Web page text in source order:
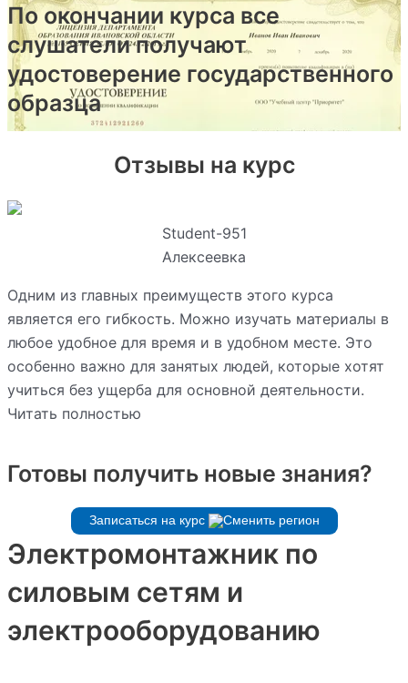
По окончании курса все
слушатели получают
удостоверение государственного
образца
Отзывы на курс
Student-951
Алексеевка
Одним из главных преимуществ этого курса
является его гибкость. Можно изучать материалы в
любое удобное для время и в удобном месте. Это
особенно важно для занятых людей, которые хотят
учиться без ущерба для основной деятельности.
Читать полностью
Готовы получить новые знания?
Записаться на курс
Электромонтажник по
силовым сетям и
электрооборудованию